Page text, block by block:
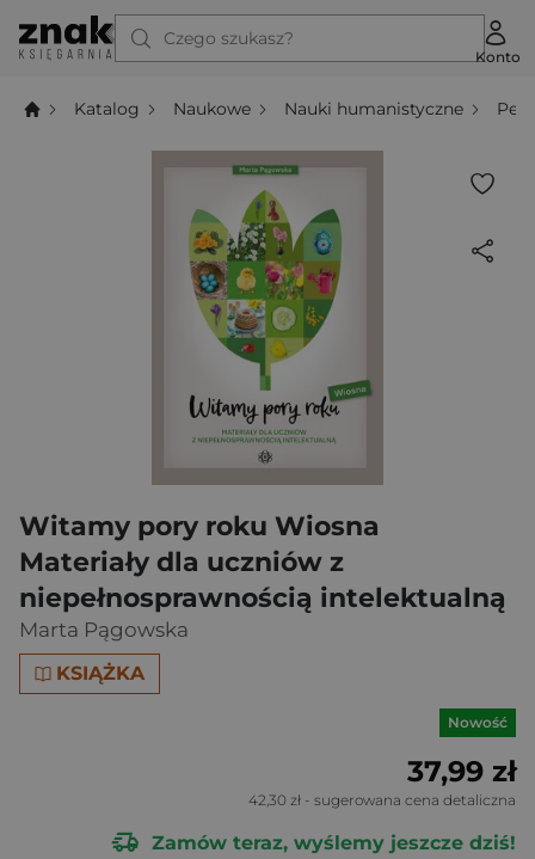
Czego szukasz?
Konto
Katalog Naukowe Nauki humanistyczne
Witamy pory roku Wiosna
Materiały dla uczniów z
niepełnosprawnością intelektualną
Marta Pągowska
KSIĄŻKA
Nowość
37,99 zł
42,30 zł - sugerowana cena detaliczna
Zamów teraz, wyślemy jeszcze dziś!